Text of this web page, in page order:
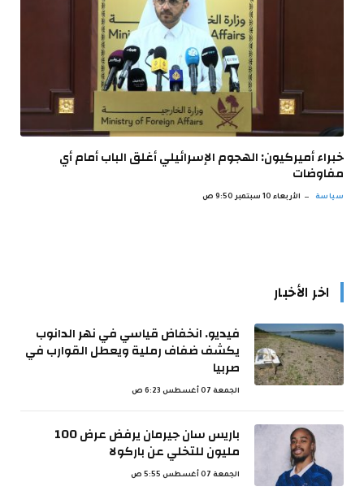
خبراء أميركيون: الهجوم الإسرائيلي أغلق الباب أمام أي
مفاوضات
سياسة الأربعاء 10 سبتمبر 9:50 ص
اخر الأخبار
فيديو. انخفاض قياسي في نهر الدانوب
يكشف ضفاف رملية ويعطل القوارب في
صربيا
الجمعة 07 أغسطس 6:23 ص
باريس سان جيرمان يرفض عرض 100
مليون للتخلي عن باركولا
الجمعة 07 أغسطس 5:55 ص